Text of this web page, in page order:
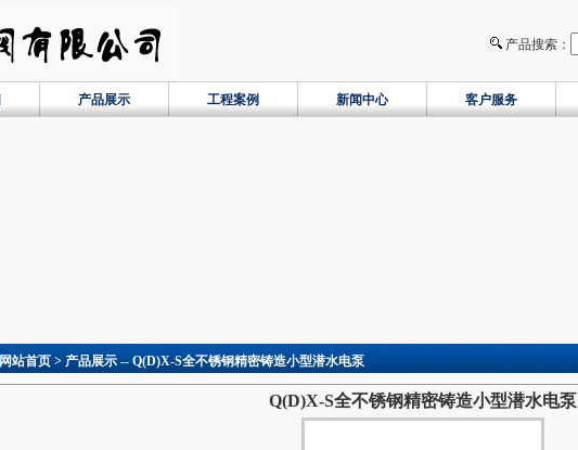
产品搜索：
产品展示 工程案例 新闻中心 客户服务
网站首页> 产品展示 -- Q(D)X-S全不锈钢精密铸造小型潜水电泵
Q(D)X-S全不锈钢精密铸造小型潜水电泵